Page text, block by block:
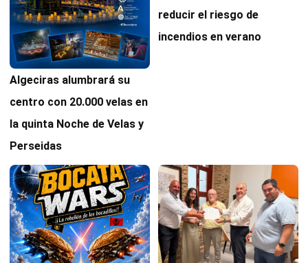
Algeciras alumbrará su
centro con 20.000 velas en
la quinta Noche de Velas y
Perseidas
reducir el riesgo de
incendios en verano